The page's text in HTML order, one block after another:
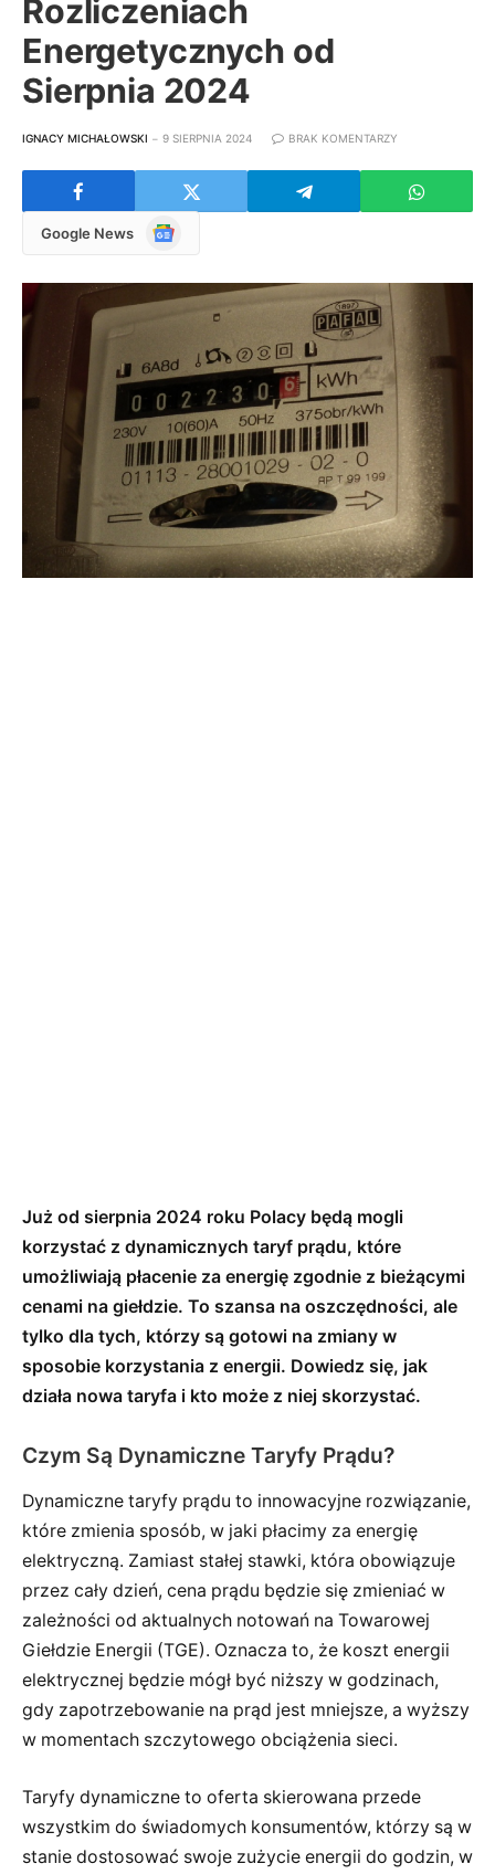
Rozliczeniach
Energetycznych od
Sierpnia 2024
IGNACY MICHAŁOWSKI 9 SIERPNIA 2024 BRAK KOMENTARZY
Google News
Google
Już od sierpnia 2024 roku Polacy będą mogli
korzystać z dynamicznych taryf prądu, które
umożliwiają płacenie za energię zgodnie z bieżącymi
cenami na giełdzie. To szansa na oszczędności, ale
tylko dla tych, którzy są gotowi na zmiany w
sposobie korzystania z energii. Dowiedz się, jak
działa nowa taryfa i kto może z niej skorzystać.
Czym Są Dynamiczne Taryfy Prądu?
Dynamiczne taryfy prądu to innowacyjne rozwiązanie,
które zmienia sposób, w jaki płacimy za energię
elektryczną. Zamiast stałej stawki, która obowiązuje
przez cały dzień, cena prądu będzie się zmieniać w
zależności od aktualnych notowań na Towarowej
Giełdzie Energii (TGE). Oznacza to, że koszt energii
elektrycznej będzie mógł być niższy w godzinach,
gdy zapotrzebowanie na prąd jest mniejsze, a wyższy
w momentach szczytowego obciążenia sieci.
Taryfy dynamiczne to oferta skierowana przede
wszystkim do świadomych konsumentów, którzy są w
stanie dostosować swoje zużycie energii do godzin, w